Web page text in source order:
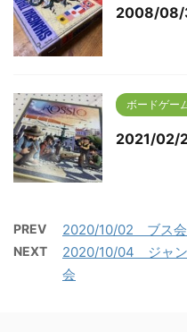
2008/08/
ボードゲー
2021/02/
PREV 2020/10/02 ブス
NEXT
2020/10/04 ジャン
会